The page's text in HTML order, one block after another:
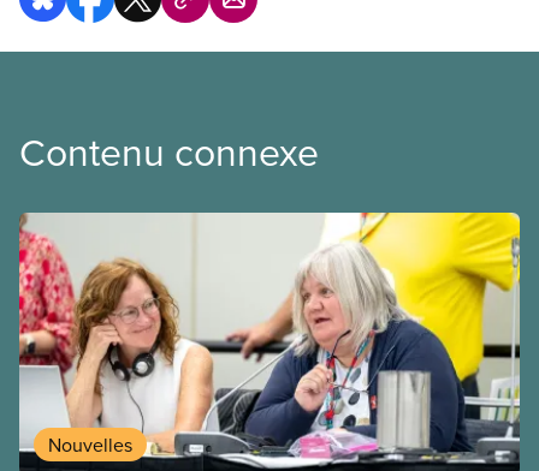
Contenu connexe
Nouvelles